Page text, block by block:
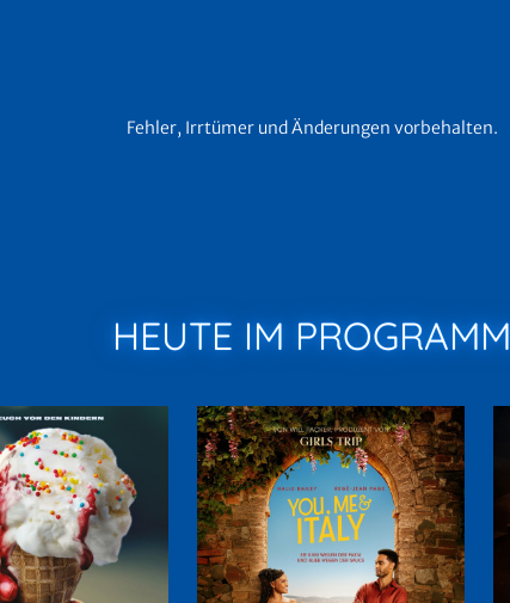
Fehler, Irrtümer und Änderungen vorbehalten.
HEUTE IM PROGRAMM